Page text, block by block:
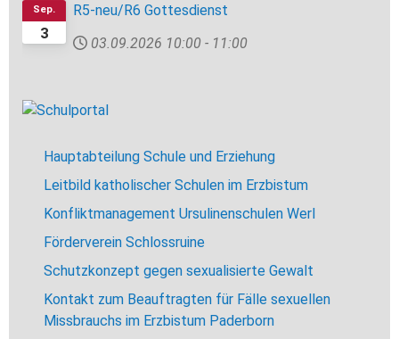
3
Sep.
R5-neu/R6 Gottesdienst
03.09.2026 10:00 - 11:00
Hauptabteilung Schule und Erziehung
Leitbild katholischer Schulen im Erzbistum
Konfliktmanagement Ursulinenschulen Werl
Förderverein Schlossruine
Schutzkonzept gegen sexualisierte Gewalt
Kontakt zum Beauftragten für Fälle sexuellen
Missbrauchs im Erzbistum Paderborn